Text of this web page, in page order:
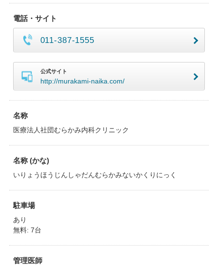
電話・サイト
011-387-1555
公式サイト
http://murakami-naika.com/
名称
医療法人社団むらかみ内科クリニック
名称 (かな)
いりょうほうじんしゃだんむらかみないかくりにっく
駐車場
あり
無料: 7台
管理医師